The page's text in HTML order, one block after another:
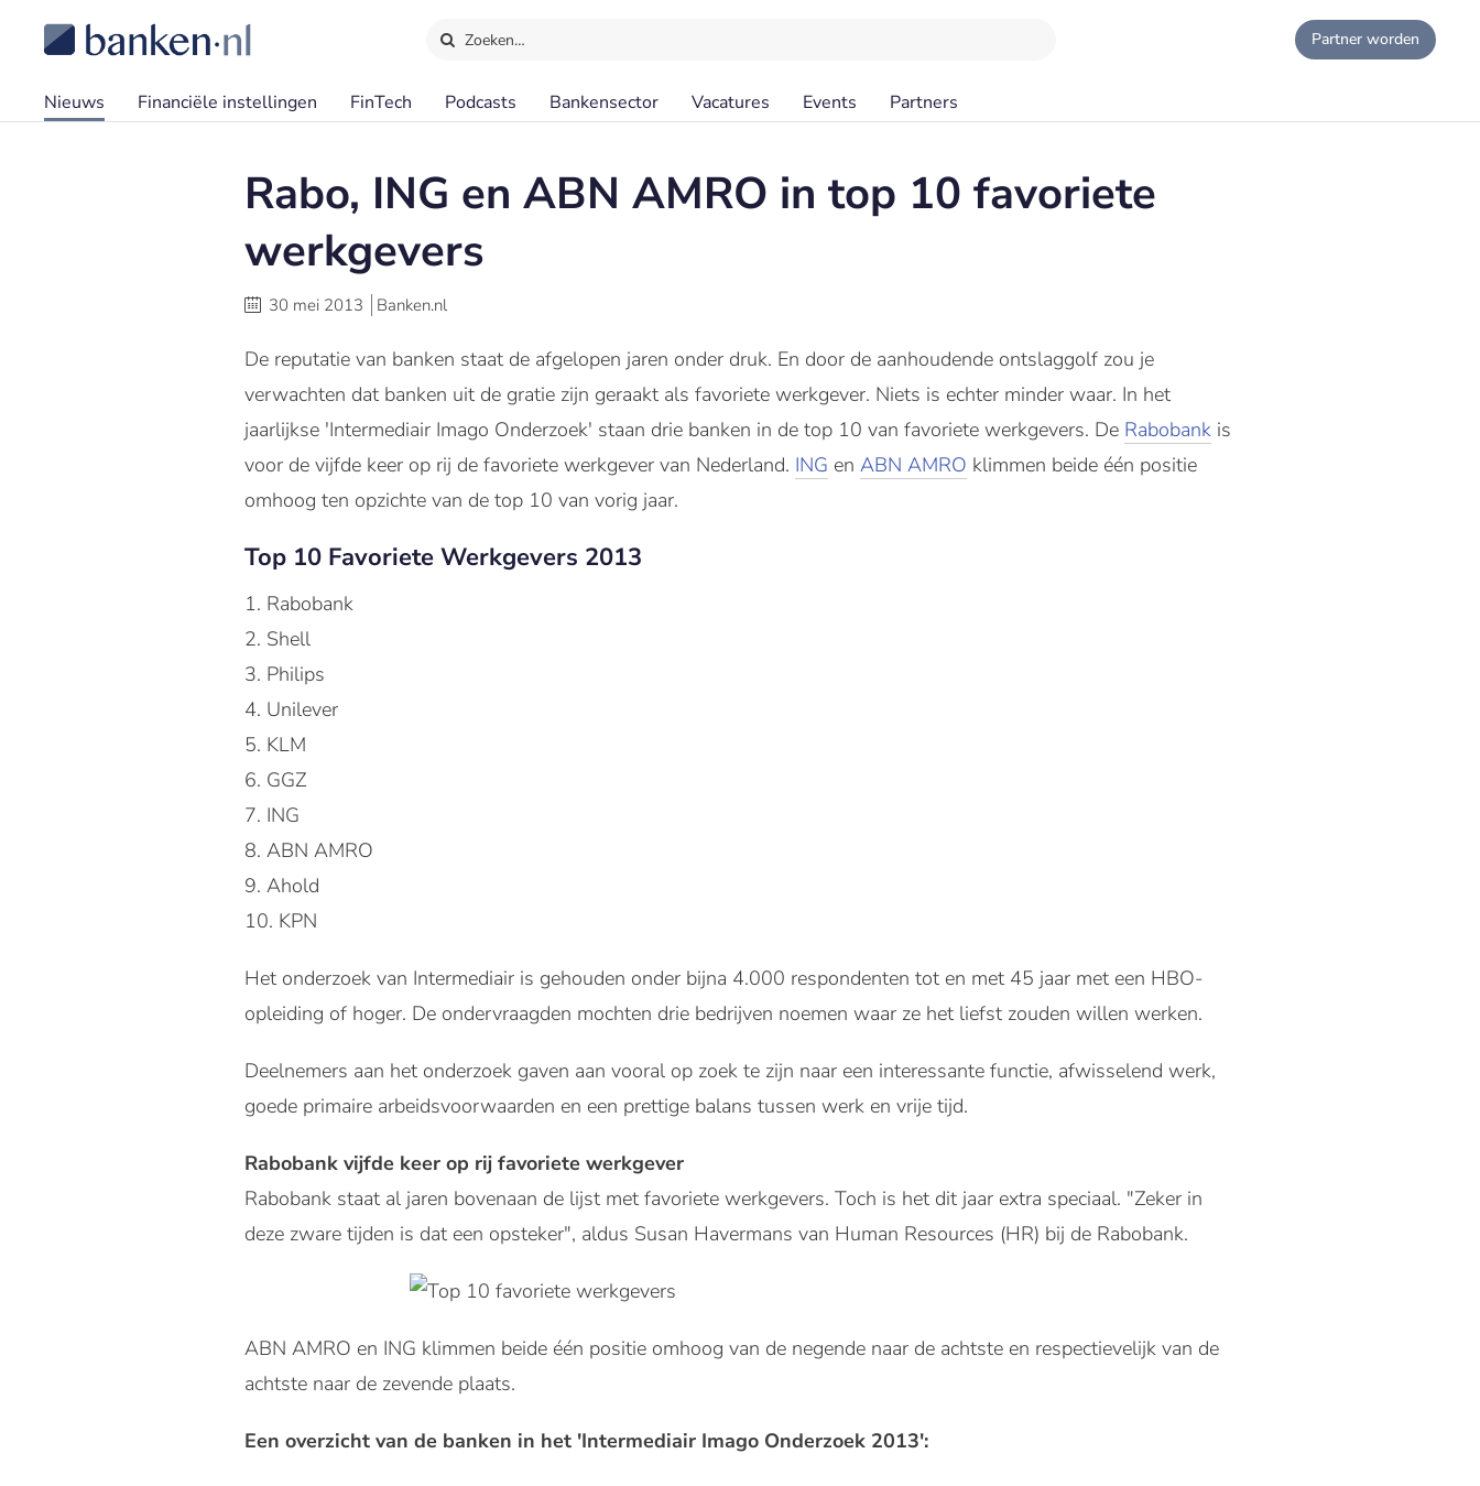
Zoeken… Partner worden
Nieuws Financiële instellingen FinTech Podcasts Bankensector Vacatures Events Partners
Rabo, ING en ABN AMRO in top 10 favoriete
werkgevers
30 mei 2013 Banken.nl
De reputatie van banken staat de afgelopen jaren onder druk. En door de aanhoudende ontslaggolf zou je
verwachten dat banken uit de gratie zijn geraakt als favoriete werkgever. Niets is echter minder waar. In het
jaarlijkse 'Intermediair Imago Onderzoek' staan drie banken in de top 10 van favoriete werkgevers. De Rabobank is
voor de vijfde keer op rij de favoriete werkgever van Nederland. ING en ABN AMRO klimmen beide één positie
omhoog ten opzichte van de top 10 van vorig jaar.
Top 10 Favoriete Werkgevers 2013
1. Rabobank
2. Shell
3. Philips
4. Unilever
5. KLM
6. GGZ
7. ING
8. ABN AMRO
9. Ahold
10. KPN
Het onderzoek van Intermediair is gehouden onder bijna 4.000 respondenten tot en met 45 jaar met een HBO-
opleiding of hoger. De ondervraagden mochten drie bedrijven noemen waar ze het liefst zouden willen werken.
Deelnemers aan het onderzoek gaven aan vooral op zoek te zijn naar een interessante functie, afwisselend werk,
goede primaire arbeidsvoorwaarden en een prettige balans tussen werk en vrije tijd.
Rabobank vijfde keer op rij favoriete werkgever
Rabobank staat al jaren bovenaan de lijst met favoriete werkgevers. Toch is het dit jaar extra speciaal. "Zeker in
deze zware tijden is dat een opsteker", aldus Susan Havermans van Human Resources (HR) bij de Rabobank.
ABN AMRO en ING klimmen beide één positie omhoog van de negende naar de achtste en respectievelijk van de
achtste naar de zevende plaats.
Een overzicht van de banken in het 'Intermediair Imago Onderzoek 2013':